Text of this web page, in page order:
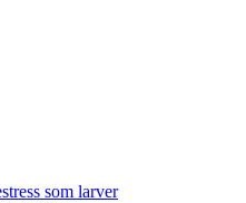
som larver